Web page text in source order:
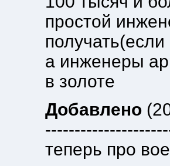
простой
а инженеры
в золоте
Добавлено
теперь про